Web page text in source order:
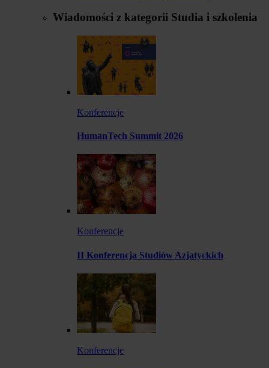
Wiadomości z kategorii Studia i szkolenia
Konferencje
HumanTech Summit 2026
Konferencje
II Konferencja Studiów Azjatyckich
Konferencje